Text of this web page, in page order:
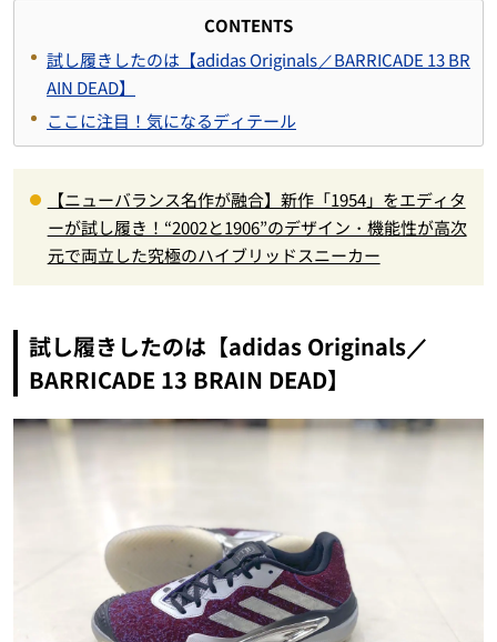
CONTENTS
試し履きしたのは【adidas Originals／BARRICADE 13 BR
AIN DEAD】
ここに注目！気になるディテール
【ニューバランス名作が融合】新作「1954」をエディタ
ーが試し履き！“2002と1906”のデザイン・機能性が高次
元で両立した究極のハイブリッドスニーカー
試し履きしたのは【adidas Originals／
BARRICADE 13 BRAIN DEAD】